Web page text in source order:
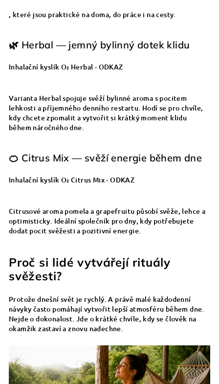
, které jsou praktické na doma, do práce i na cesty.
🌿 Herbal — jemný bylinný dotek klidu
Inhalační kyslík O₂ Herbal - ODKAZ
Varianta Herbal spojuje svěží bylinné aroma s pocitem
lehkosti a příjemného denního restartu. Hodí se pro chvíle,
kdy chcete zpomalit a vytvořit si krátký moment klidu
během náročného dne.
🍊 Citrus Mix — svěží energie během dne
Inhalační kyslík O₂ Citrus Mix - ODKAZ
Citrusové aroma pomela a grapefruitu působí svěže, lehce a
optimisticky. Ideální společník pro dny, kdy potřebujete
dodat pocit svěžesti a pozitivní energie.
Proč si lidé vytvářejí rituály
svěžesti?
Protože dnešní svět je rychlý. A právě malé každodenní
návyky často pomáhají vytvořit lepší atmosféru během dne.
Nejde o dokonalost. Jde o krátké chvíle, kdy se člověk na
okamžik zastaví a znovu nadechne.